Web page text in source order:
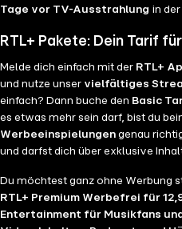
Tage vor TV-Ausstrahlung in
RTL+ Pakete: Dein Tarif
Melde dich einfach mit der RTL+
und nutze unser vielfältiges
einfach? Dann buche den Basic
es etwas mehr sein darf, bist du
Werbeeinspielungen genau
und darfst dich über exklusive
Du möchtest ganz ohne Werbung
RTL+ Premium Werbefrei für
Entertainment für Musikfans